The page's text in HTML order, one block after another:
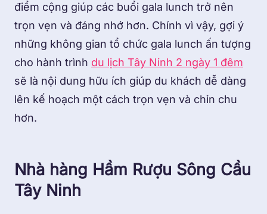
điểm cộng giúp các buổi gala lunch trở nên
trọn vẹn và đáng nhớ hơn. Chính vì vậy, gợi ý
những không gian tổ chức gala lunch ấn tượng
cho hành trình du lịch Tây Ninh 2 ngày 1 đêm
sẽ là nội dung hữu ích giúp du khách dễ dàng
lên kế hoạch một cách trọn vẹn và chỉn chu
hơn.
Nhà hàng Hầm Rượu Sông Cầu
Tây Ninh